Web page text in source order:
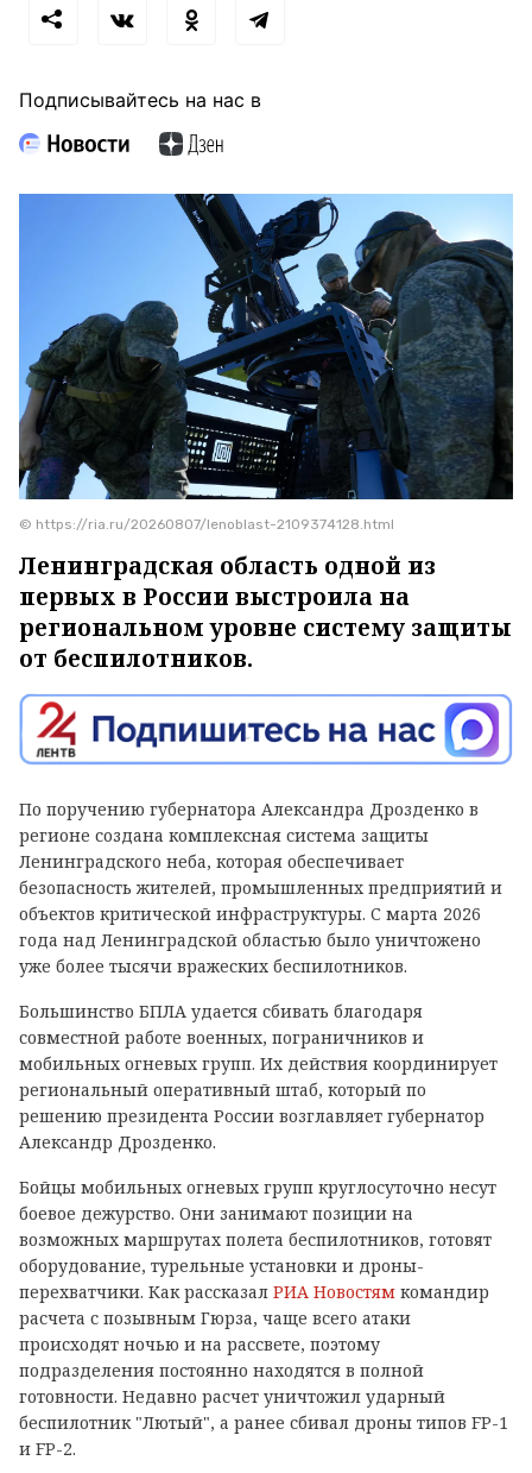
Подписывайтесь на нас в
© https://ria.ru/20260807/lenoblast-2109374128.html
Ленинградская область одной из
первых в России выстроила на
региональном уровне систему защиты
от беспилотников.
По поручению губернатора Александра Дрозденко в
регионе создана комплексная система защиты
Ленинградского неба, которая обеспечивает
безопасность жителей, промышленных предприятий и
объектов критической инфраструктуры. С марта 2026
года над Ленинградской областью было уничтожено
уже более тысячи вражеских беспилотников.
Большинство БПЛА удается сбивать благодаря
совместной работе военных, пограничников и
мобильных огневых групп. Их действия координирует
региональный оперативный штаб, который по
решению президента России возглавляет губернатор
Александр Дрозденко.
Бойцы мобильных огневых групп круглосуточно несут
боевое дежурство. Они занимают позиции на
возможных маршрутах полета беспилотников, готовят
оборудование, турельные установки и дроны-
перехватчики. Как рассказал РИА Новостям командир
расчета с позывным Гюрза, чаще всего атаки
происходят ночью и на рассвете, поэтому
подразделения постоянно находятся в полной
готовности. Недавно расчет уничтожил ударный
беспилотник "Лютый", а ранее сбивал дроны типов FP-1
и FP-2.